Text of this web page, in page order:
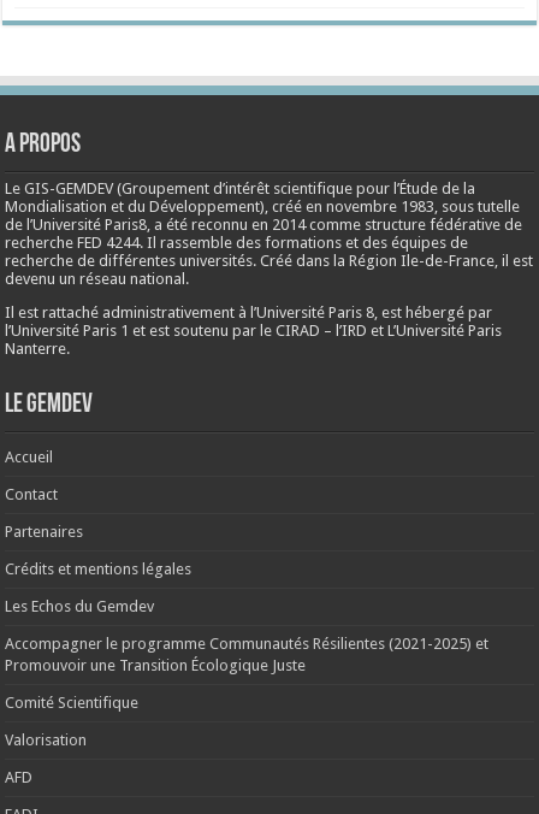
A propos
Le GIS-GEMDEV (Groupement d’intérêt scientifique pour l’Étude de la
Mondialisation et du Développement), créé ennovembre 1983 , sous tutelle
de l’Université Paris8, a été reconnu en 2014 comme structure fédérative de
recherche FED 4244. Il rassemble des formations et des équipes de
recherche de différentes universités. Créé dans la Région Ile-de-France, il est
devenu un réseau national.
Il est rattaché administrativement à l’Université Paris 8, est hébergé par
l’Université Paris 1 et est soutenu par le CIRAD – l’IRD et L’Université Paris
Nanterre.
Le Gemdev
Accueil
Contact
Partenaires
Crédits et mentions légales
Les Echos du Gemdev
Accompagner le programme Communautés Résilientes (2021-2025) et
Promouvoir une Transition Écologique Juste
Comité Scientifique
Valorisation
AFD